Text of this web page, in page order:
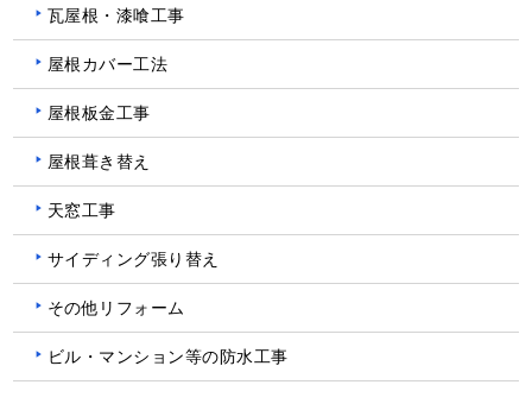
瓦屋根・漆喰工事
屋根カバー工法
屋根板金工事
屋根葺き替え
天窓工事
サイディング張り替え
その他リフォーム
ビル・マンション等の防水工事